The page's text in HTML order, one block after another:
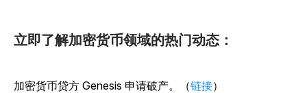
立即了解加密货币领域的热门动态：
加密货币贷方 Genesis 申请破产。（链接）